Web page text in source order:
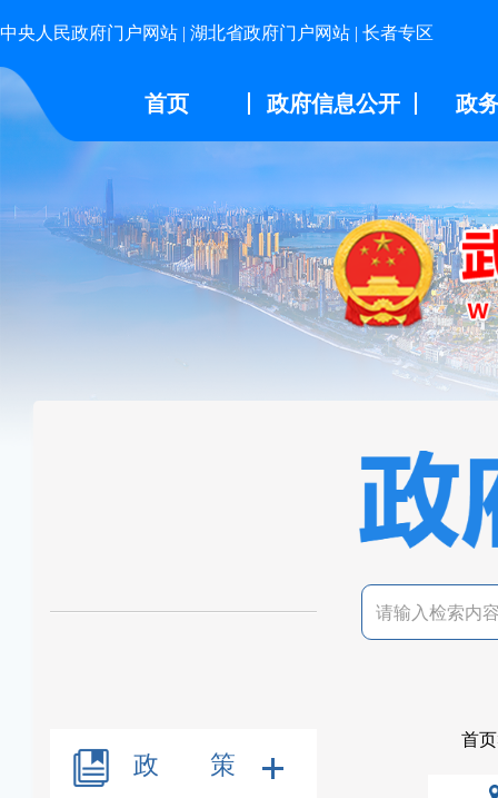
中央人民政府门户网站 | 湖北省政府门户网站 | 长者专区
首页 政府信息公开 政
政 策
首页